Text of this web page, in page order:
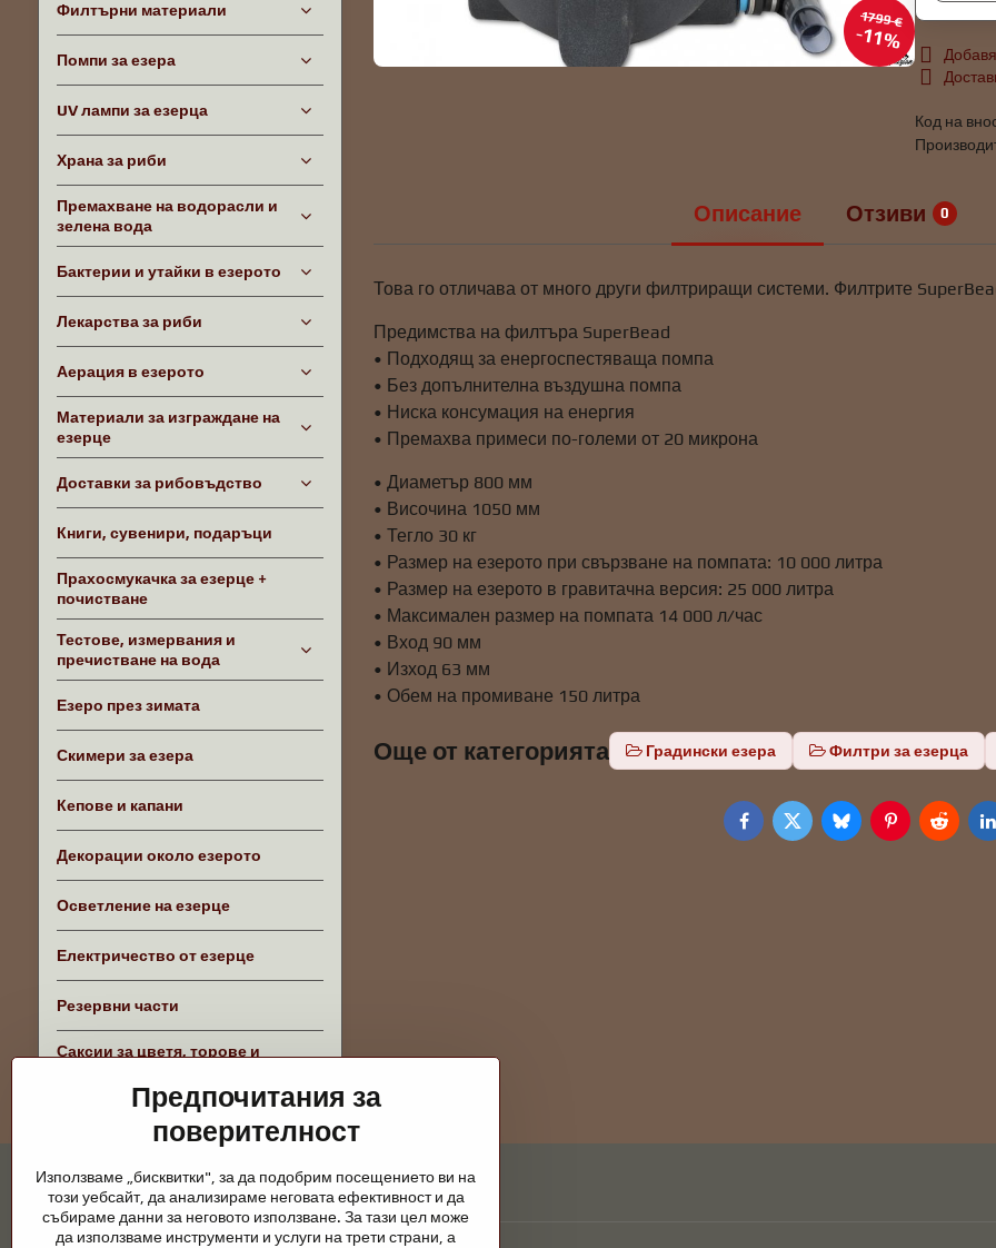
1799 €
11%
Код на
Описание Отзиви 0
Това го отличава от много други филтриращи системи. Филтрите
Предимства на филтъра SuperBead
• Подходящ за енергоспестяваща помпа
• Без допълнителна въздушна помпа
• Ниска консумация на енергия
• Премахва примеси по-големи от 20 микрона
• Диаметър 800 мм
• Височина 1050 мм
• Тегло 30 кг
• Размер на езерото при свързване на помпата: 10 000 литра
• Размер на езерото в гравитачна версия: 25 000 литра
• Максимален размер на помпата 14 000 л/час
• Вход 90 мм
• Изход 63 мм
• Обем на промиване 150 литра
Още от категорията Градински езера Филтри за езерца
FacebookTwitterBlueskyPinterestReddit
Филтърни материали
Помпи за езера
UV лампи за езерца
Храна за риби
Премахване на водорасли и
зелена вода
Бактерии и утайки в езерото
Лекарства за риби
Аерация в езерото
Материали за изграждане на
езерце
Доставки за рибовъдство
Книги, сувенири, подаръци
Прахосмукачка за езерце +
почистване
Тестове, измервания и
пречистване на вода
Езеро през зимата
Скимери за езера
Кепове и капани
Декорации около езерото
Осветление на езерце
Електричество от езерце
Резервни части
Саксии за цветя, торове и
Предпочитания за
поверителност
Използваме „бисквитки", за да подобрим посещението ви на
този уебсайт, да анализираме неговата ефективност и да
събираме данни за неговото използване. За тази цел може
да използваме инструменти и услуги на трети страни, а